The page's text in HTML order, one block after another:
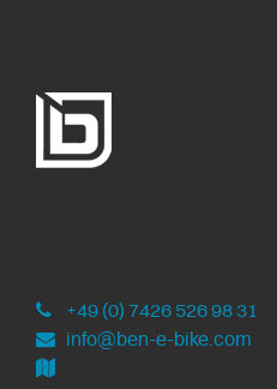
+49 (0) 7426 526 98 31
info@ben-e-bike.com